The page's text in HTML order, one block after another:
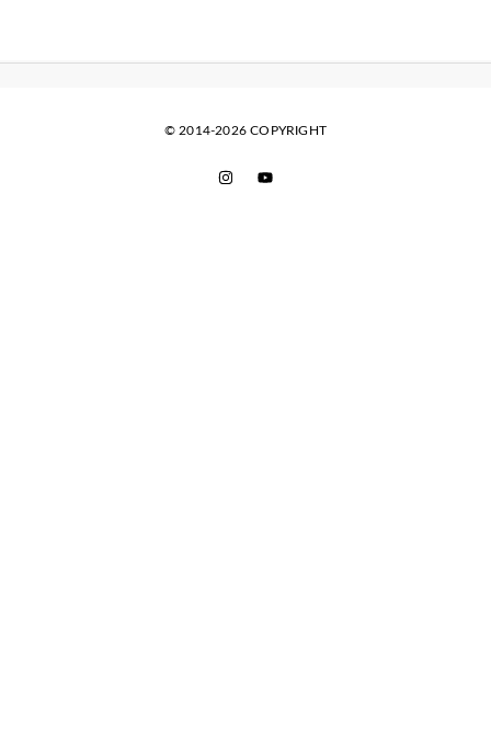
© 2014-2026 COPYRIGHT